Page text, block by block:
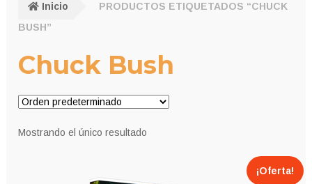
Inicio
PRODUCTOS ETIQUETADOS “CHUCK
BUSH”
Chuck Bush
Mostrando el único resultado
¡Oferta!